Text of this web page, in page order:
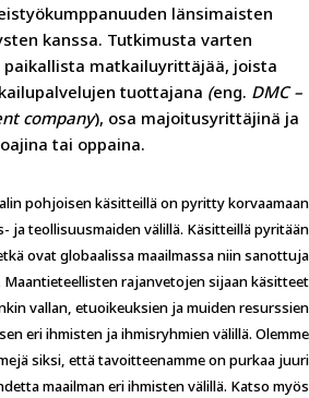
länsimaisten
kanssa. Tutkimusta varten
matkailuyrittäjää, joista
tuottajana (eng. DMC –
company), osa majoitusyrittäjinä ja
tai oppaina.
pohjoisen käsitteillä on pyritty korvaamaan
ja teollisuusmaiden välillä. Käsitteillä pyritään
ovat globaalissa maailmassa niin sanottuja
rajanvetojen sijaan käsitteet
vallan, etuoikeuksien ja muiden resurssien
eri ihmisten ja ihmisryhmien välillä. Olemme
siksi, että tavoitteenamme on purkaa juuri
maailman eri ihmisten välillä. Katso myös